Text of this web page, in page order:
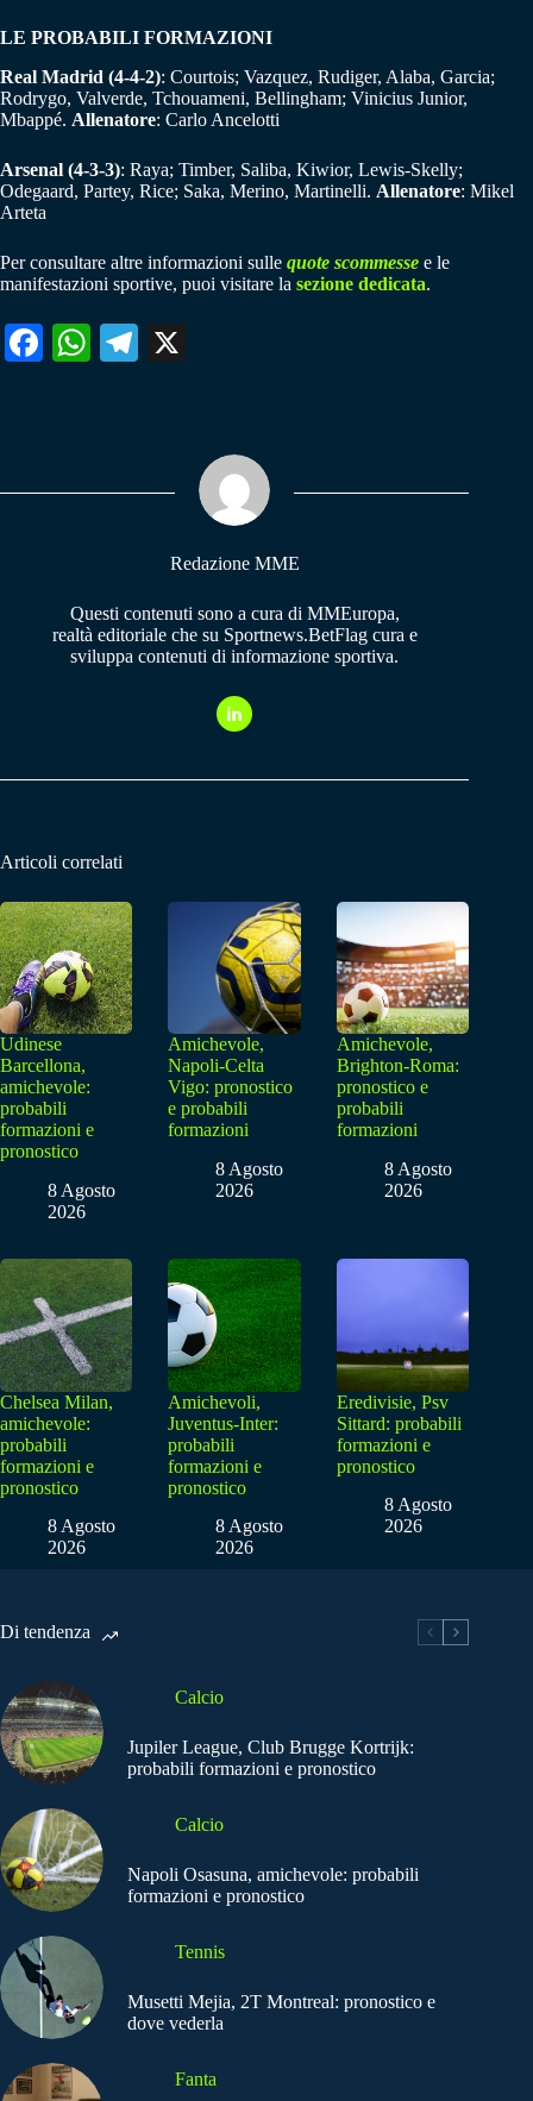
LE PROBABILI FORMAZIONI
Real Madrid (4-4-2): Courtois; Vazquez, Rudiger, Alaba, Garcia;
Rodrygo, Valverde, Tchouameni, Bellingham; Vinicius Junior,
Mbappé. Allenatore: Carlo Ancelotti
Arsenal (4-3-3): Raya; Timber, Saliba, Kiwior, Lewis-Skelly;
Odegaard, Partey, Rice; Saka, Merino, Martinelli. Allenatore: Mikel
Arteta
Per consultare altre informazioni sulle quote scommesse e le
manifestazioni sportive, puoi visitare la sezione dedicata.
Fa W
pp
Te
m
Redazione MME
Questi contenuti sono a cura di MMEuropa,
realtà editoriale che su Sportnews.BetFlag cura e
sviluppa contenuti di informazione sportiva.
Articoli correlati
Udinese
Barcellona,
amichevole:
probabili
formazioni e
pronostico
8 Agosto
2026
Amichevole,
Napoli-Celta
Vigo: pronostico
e probabili
formazioni
8 Agosto
2026
Amichevole,
Brighton-Roma:
pronostico e
probabili
formazioni
8 Agosto
2026
Chelsea Milan,
amichevole:
probabili
formazioni e
pronostico
8 Agosto
2026
Amichevoli,
Juventus-Inter:
probabili
formazioni e
pronostico
8 Agosto
2026
Eredivisie, Psv
Sittard: probabili
formazioni e
pronostico
8 Agosto
2026
Di tendenza
Calcio
Jupiler League, Club Brugge Kortrijk:
probabili formazioni e pronostico
Calcio
Napoli Osasuna, amichevole: probabili
formazioni e pronostico
Tennis
Musetti Mejia, 2T Montreal: pronostico e
dove vederla
Fanta